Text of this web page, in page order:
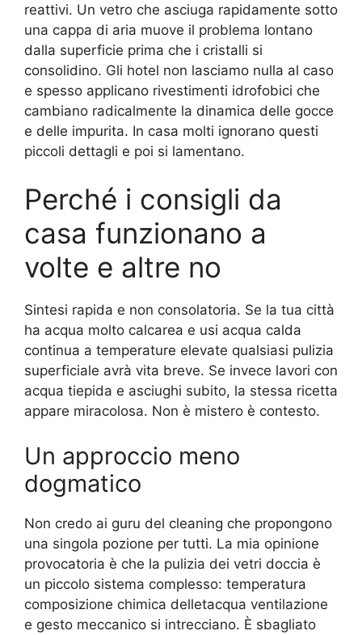
reattivi. Un vetro che asciuga rapidamente sotto
una cappa di aria muove il problema lontano
dalla superficie prima che i cristalli si
consolidino. Gli hotel non lasciamo nulla al caso
e spesso applicano rivestimenti idrofobici che
cambiano radicalmente la dinamica delle gocce
e delle impurita. In casa molti ignorano questi
piccoli dettagli e poi si lamentano.
Perché i consigli da
casa funzionano a
volte e altre no
Sintesi rapida e non consolatoria. Se la tua città
ha acqua molto calcarea e usi acqua calda
continua a temperature elevate qualsiasi pulizia
superficiale avrà vita breve. Se invece lavori con
acqua tiepida e asciughi subito, la stessa ricetta
appare miracolosa. Non è mistero è contesto.
Un approccio meno
dogmatico
Non credo ai guru del cleaning che propongono
una singola pozione per tutti. La mia opinione
provocatoria è che la pulizia dei vetri doccia è
un piccolo sistema complesso: temperatura
composizione chimica delletacqua ventilazione
e gesto meccanico si intrecciano. È sbagliato